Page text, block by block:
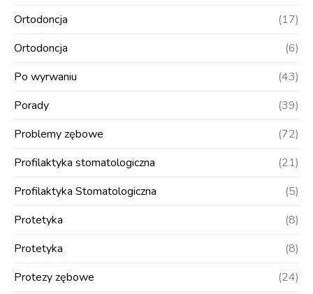
Ortodoncja
(17)
Ortodoncja
(6)
Po wyrwaniu
(43)
Porady
(39)
Problemy zębowe
(72)
Profilaktyka stomatologiczna
(21)
Profilaktyka Stomatologiczna
(5)
Protetyka
(8)
Protetyka
(8)
Protezy zębowe
(24)